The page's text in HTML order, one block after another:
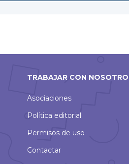
TRABAJAR CON
Asociaciones
Política editorial
Permisos de uso
Contactar